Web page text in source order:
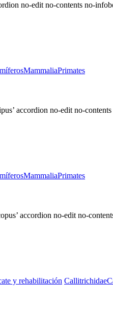
no-edit no-contents no-
MammaliaPrimates
accordion no-edit no-
MammaliaPrimates
accordion no-edit no-
y rehabilitación Callitrichidae